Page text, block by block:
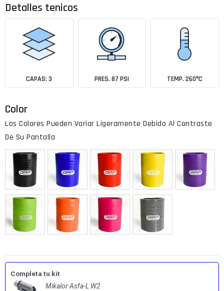
Detalles tenicos
CAPAS: 3 PRES. 87 PSI TEMP. 260ºC
Color
Completa tu kit
Mikalor Asfa-L W2